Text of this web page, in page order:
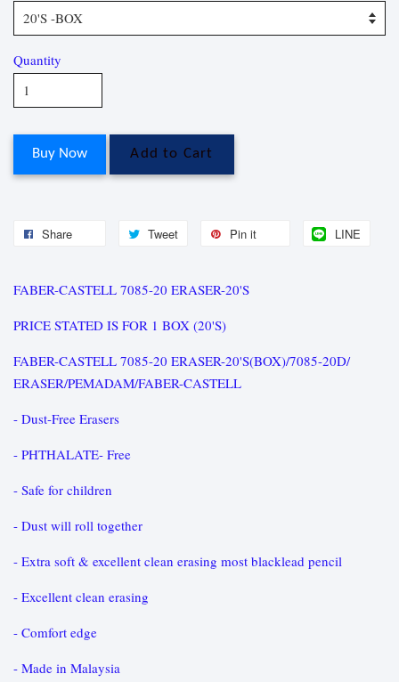
Quantity
Buy Now Add to Cart
Share Tweet Pin it LINE
FABER-CASTELL 7085-20 ERASER-20'S
PRICE STATED IS FOR 1 BOX (20'S)
FABER-CASTELL 7085-20 ERASER-20'S(BOX)/7085-20D/
ERASER/PEMADAM/FABER-CASTELL
- Dust-Free Erasers
- PHTHALATE- Free
- Safe for children
- Dust will roll together
- Extra soft & excellent clean erasing most blacklead pencil
- Excellent clean erasing
- Comfort edge
- Made in Malaysia